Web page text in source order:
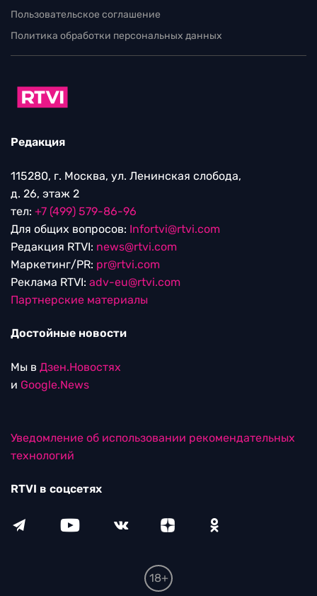
Пользовательское соглашение
Политика обработки персональных данных
Редакция
115280, г. Москва, ул. Ленинская слобода,
д. 26, этаж 2
тел: +7 (499) 579-86-96
Для общих вопросов: Infortvi@rtvi.com
Редакция RTVI: news@rtvi.com
Маркетинг/PR: pr@rtvi.com
Реклама RTVI: adv-eu@rtvi.com
Партнерские материалы
Достойные новости
Мы в Дзен.Новостях
и Google.News
Уведомление об использовании рекомендательных
технологий
RTVI в соцсетях
18+